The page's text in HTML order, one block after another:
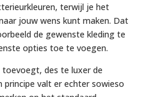
terwijl je het
jouw wens kunt maken. Dat
de gewenste kleding te
opties toe te voegen.
des te luxer de
principe valt er echter sowieso